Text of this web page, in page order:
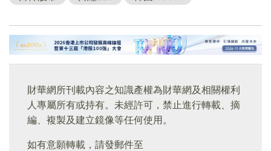
財華網所刊載內容之知識產權為財華網及相關權利
人專屬所有或持有。未經許可，禁止進行轉載、摘
編、複製及建立鏡像等任何使用。
如有意願轉載，請發郵件至